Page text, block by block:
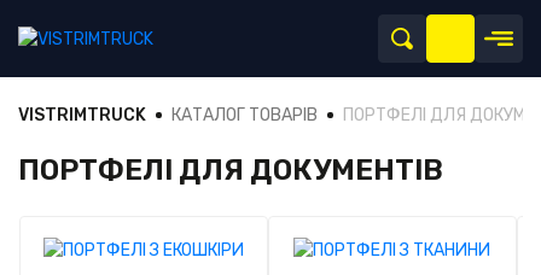
VISTRIMTRUCK КАТАЛОГ ТОВАРІВ ПОРТФЕЛІ ДЛЯ
ПОРТФЕЛІ ДЛЯ ДОКУМЕНТІВ